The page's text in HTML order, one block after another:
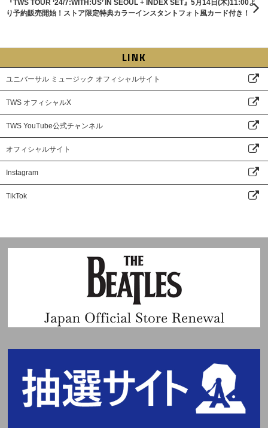
『TWS TOUR ‘24/7:WITH:US’ IN SEOUL + INDEX SET』5月14日(木)11:00よ
り予約販売開始！ストア限定特典カラーインスタントフォト風カード付き！
LINK
ユニバーサル ミュージック オフィシャルサイト
TWS オフィシャルX
TWS YouTube公式チャンネル
オフィシャルサイト
Instagram
TikTok